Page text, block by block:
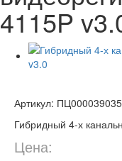
4115P
Артикул: ПЦ000039035
Гибридный 4-х
Цена: